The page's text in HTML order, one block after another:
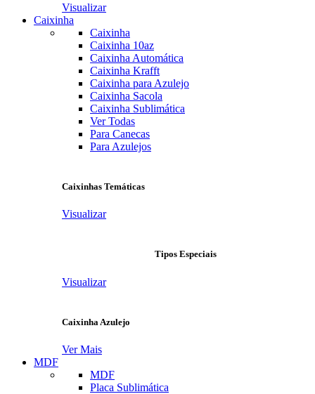
Visualizar
Caixinha
Caixinha
Caixinha 10az
Caixinha Automática
Caixinha Krafft
Caixinha para Azulejo
Caixinha Sacola
Caixinha Sublimática
Ver Todas
Para Canecas
Para Azulejos
Caixinhas Temáticas
Visualizar
Tipos Especiais
Visualizar
Caixinha Azulejo
Ver Mais
MDF
MDF
Placa Sublimática